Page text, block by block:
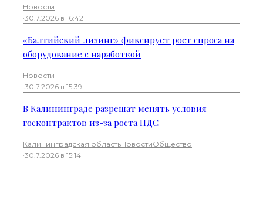
Новости
·30.7.2026 в 16:42
«Балтийский лизинг» фиксирует рост спроса на
оборудование с наработкой
Новости
·30.7.2026 в 15:39
В Калининграде разрешат менять условия
госконтрактов из-за роста НДС
Калининградская областьНовостиОбщество
·30.7.2026 в 15:14